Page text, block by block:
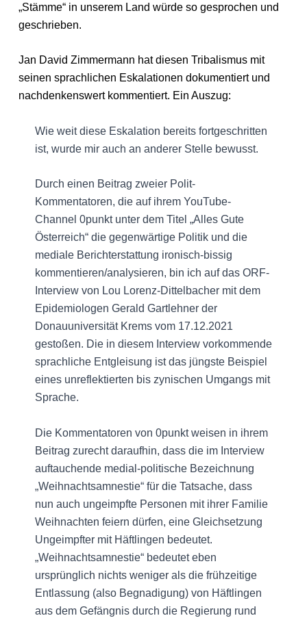
„Stämme“ in unserem Land würde so gesprochen und
geschrieben.
Jan David Zimmermann hat diesen Tribalismus mit
seinen sprachlichen Eskalationen dokumentiert und
nachdenkenswert kommentiert. Ein Auszug:
Wie weit diese Eskalation bereits fortgeschritten
ist, wurde mir auch an anderer Stelle bewusst.
Durch einen Beitrag zweier Polit-
Kommentatoren, die auf ihrem YouTube-
Channel 0punkt unter dem Titel „Alles Gute
Österreich“ die gegenwärtige Politik und die
mediale Berichterstattung ironisch-bissig
kommentieren/analysieren, bin ich auf das ORF-
Interview von Lou Lorenz-Dittelbacher mit dem
Epidemiologen Gerald Gartlehner der
Donauuniversität Krems vom 17.12.2021
gestoßen. Die in diesem Interview vorkommende
sprachliche Entgleisung ist das jüngste Beispiel
eines unreflektierten bis zynischen Umgangs mit
Sprache.
Die Kommentatoren von 0punkt weisen in ihrem
Beitrag zurecht daraufhin, dass die im Interview
auftauchende medial-politische Bezeichnung
„Weihnachtsamnestie“ für die Tatsache, dass
nun auch ungeimpfte Personen mit ihrer Familie
Weihnachten feiern dürfen, eine Gleichsetzung
Ungeimpfter mit Häftlingen bedeutet.
„Weihnachtsamnestie“ bedeutet eben
ursprünglich nichts weniger als die frühzeitige
Entlassung (also Begnadigung) von Häftlingen
aus dem Gefängnis durch die Regierung rund